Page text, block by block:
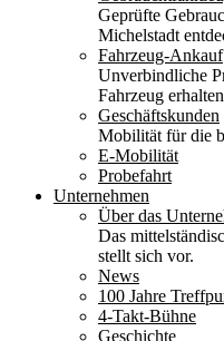
Geprüfte
Michelstadt
Fahrzeug-Ankauf
Unverbindliche
Fahrzeug erhalten
Geschäftskunden
Mobilität für die
E-Mobilität
Probefahrt
Unternehmen
Über das
Das
stellt sich vor.
News
100 Jahre
4-Takt-Bühne
Geschichte